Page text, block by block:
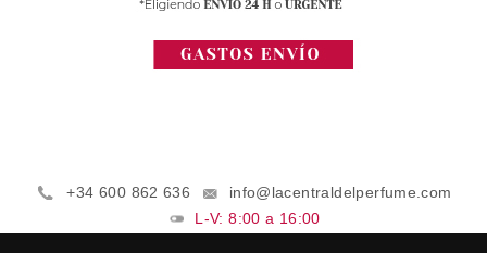
+34 600 862 636
info@lacentraldelperfume.com
L-V: 8:00 a 16:00